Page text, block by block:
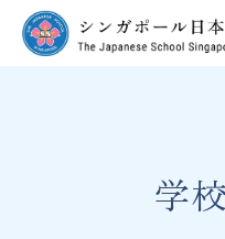
編入学/退学案内
学